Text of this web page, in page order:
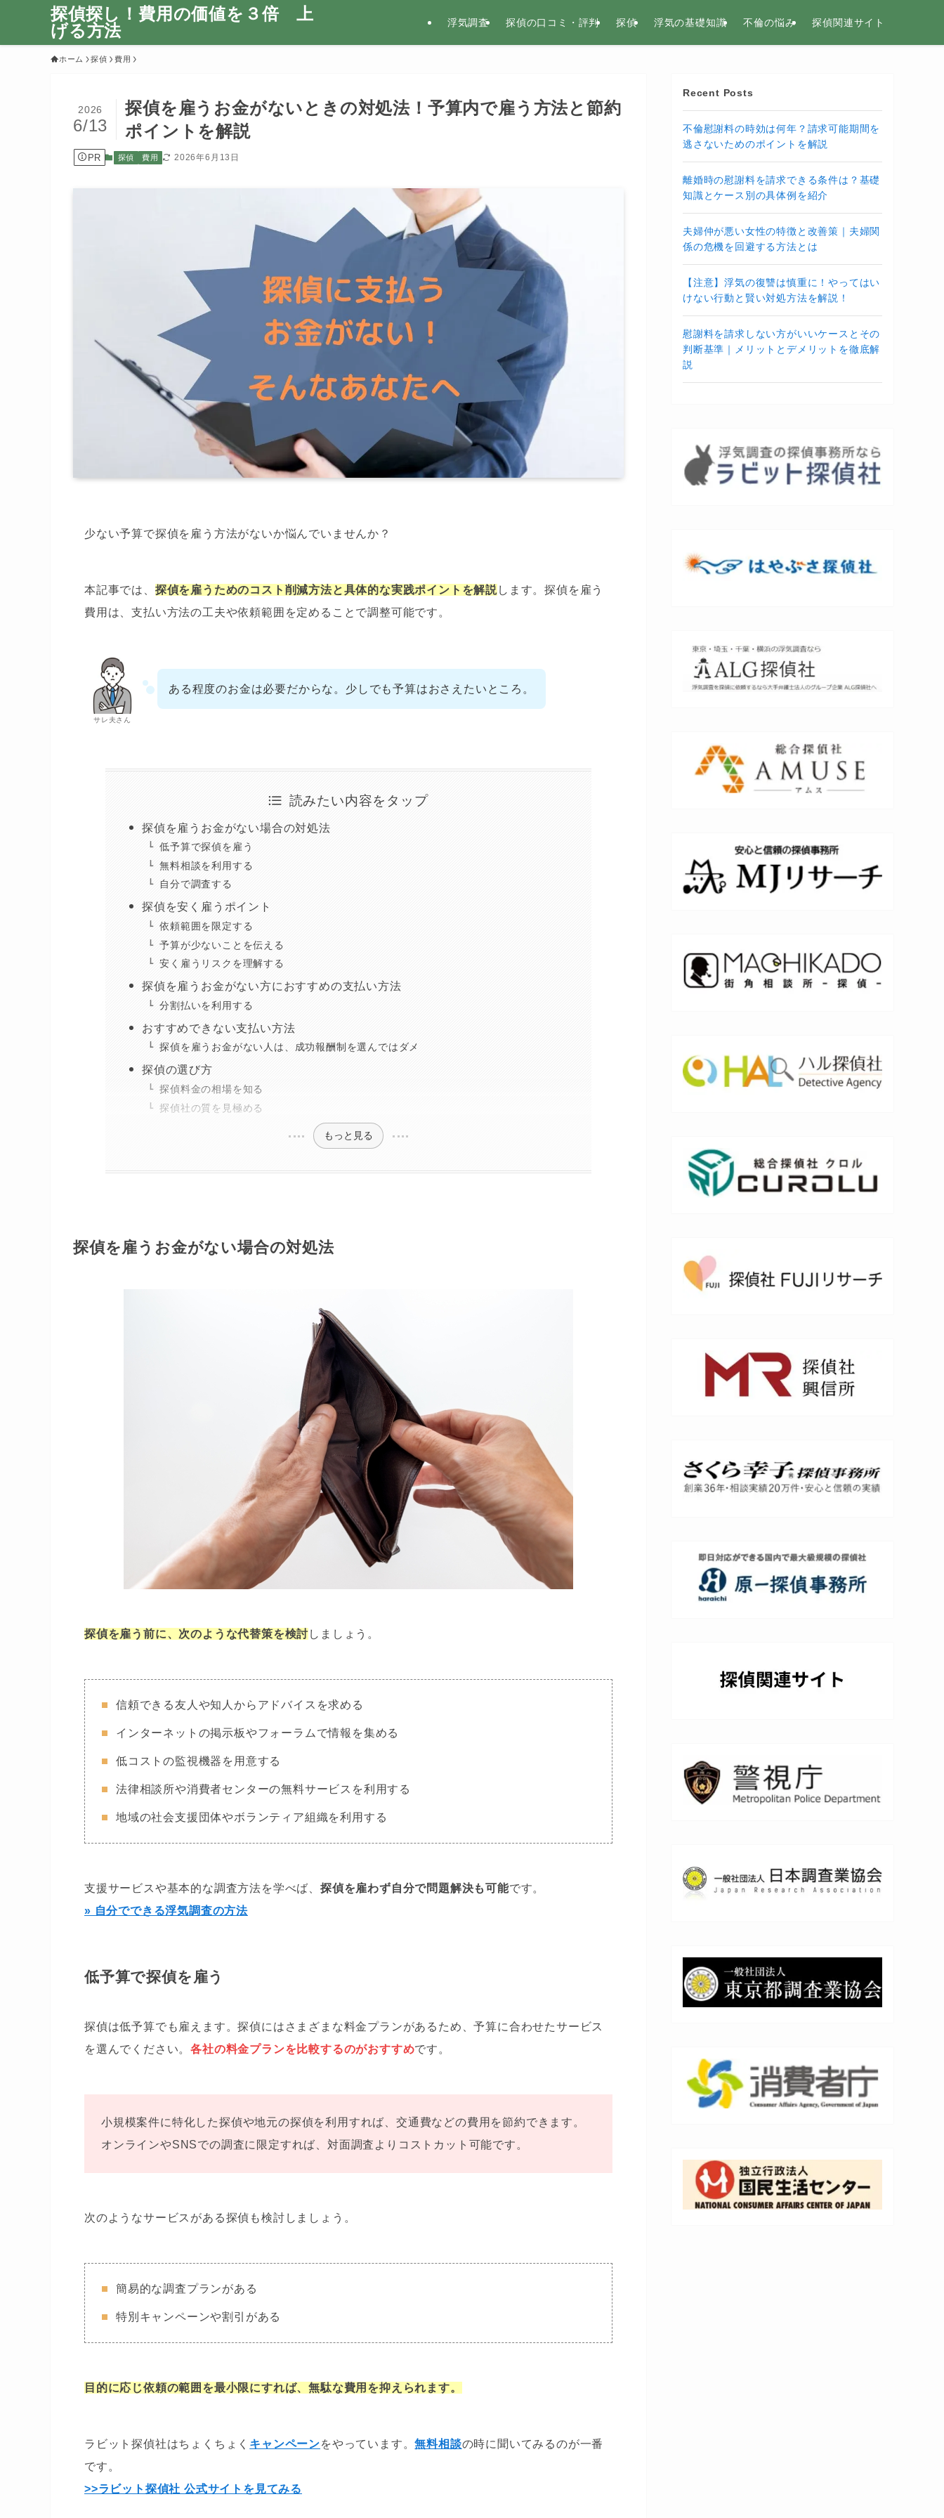
探偵探し！費用の価値を３倍 上
げる方法
浮気調査 探偵の口コミ・評判 探偵 浮気の基礎知識 不倫の悩み 探偵関連サイト
ホーム 探偵 費用
探偵を雇うお金がないときの対処法！予算内で雇う方法と節約
ポイントを解説
2026
6/13
PR 探偵 費用 2026年6月13日
少ない予算で探偵を雇う方法がないか悩んでいませんか？
本記事では、 探偵を雇うためのコスト削減方法と具体的な実践ポイントを解説します。探偵を雇う
費用は、支払い方法の工夫や依頼範囲を定めることで調整可能です。
サレ夫さん
ある程度のお金は必要だからな。少しでも予算はおさえたいところ。
読みたい内容をタップ
探偵を雇うお金がない場合の対処法
低予算で探偵を雇う
無料相談を利用する
自分で調査する
探偵を安く雇うポイント
依頼範囲を限定する
予算が少ないことを伝える
安く雇うリスクを理解する
探偵を雇うお金がない方におすすめの支払い方法
分割払いを利用する
おすすめできない支払い方法
探偵を雇うお金がない人は、成功報酬制を選んではダメ
探偵の選び方
探偵料金の相場を知る
探偵社の質を見極める
もっと見る
探偵を雇うお金がない場合の対処法
探偵を雇う前に、次のような代替策を検討 しましょう。
信頼できる友人や知人からアドバイスを求める
インターネットの掲示板やフォーラムで情報を集める
低コストの監視機器を用意する
法律相談所や消費者センターの無料サービスを利用する
地域の社会支援団体やボランティア組織を利用する
支援サービスや基本的な調査方法を学べば、 探偵を雇わず自分で問題解決も可能です。
» 自分でできる浮気調査の方法
低予算で探偵を雇う
探偵は低予算でも雇えます。探偵にはさまざまな料金プランがあるため、予算に合わせたサービス
を選んでください。各社の料金プランを比較するのがおすすめです。
小規模案件に特化した探偵や地元の探偵を利用すれば、交通費などの費用を節約できます。
オンラインやSNSでの調査に限定すれば、対面調査よりコストカット可能です。
次のようなサービスがある探偵も検討しましょう。
簡易的な調査プランがある
特別キャンペーンや割引がある
目的に応じ依頼の範囲を最小限にすれば、無駄な費用 を抑えられます。
ラビット探偵社はちょくちょく キャンペーンをやっています。無料相談の時に聞いてみるのが一番
です。
>>ラビット探偵社 公式サイトを見てみる
Recent Posts
不倫慰謝料の時効は何年？請求可能期間を
逃さないためのポイントを解説
離婚時の慰謝料を請求できる条件は？基礎
知識とケース別の具体例を紹介
夫婦仲が悪い女性の特徴と改善策｜夫婦関
係の危機を回避する方法とは
【注意】浮気の復讐は慎重に！やってはい
けない行動と賢い対処方法を解説！
慰謝料を請求しない方がいいケースとその
判断基準｜メリットとデメリットを徹底解
説